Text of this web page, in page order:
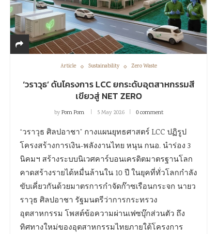
Article Sustainability Zero Waste
‘วราวุธ’ ดันโครงการ LCC ยกระดับอุตสาหกรรมสี
เขียวสู่ NET ZERO
byPom Pom 5 May 2026 0 comment
“วราวุธ ศิลปอาชา” กางแผนยุทธศาสตร์ LCC ปฏิรูป
โครงสร้างการเงิน-พลังงานไทย หนุน กนอ. นำร่อง 3
นิคมฯ สร้างระบบนิเวศคาร์บอนเครดิตมาตรฐานโลก
คาดสร้างรายได้หมื่นล้านใน 10 ปี ในยุคที่ทั่วโลกกำลัง
ขับเคี่ยวกันด้วยมาตรการกำจัดก๊าซเรือนกระจก นายว
ราวุธ ศิลปอาชา รัฐมนตรีว่าการกระทรวง
อุตสาหกรรม โพสต์ข้อความผ่านเฟซบุ๊กส่วนตัว ถึง
ทิศทางใหม่ของอุตสาหกรรมไทยภายใต้โครงการ